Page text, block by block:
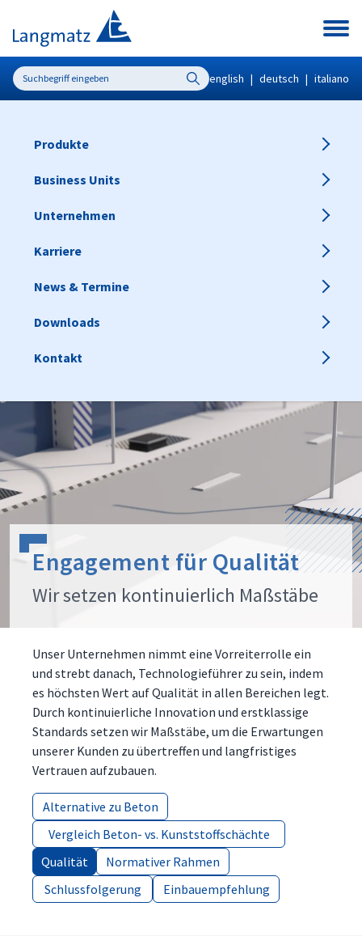
english | deutsch | italiano
Produkte
Business Units
Unternehmen
Karriere
News & Termine
Downloads
Kontakt
Engagement für Qualität
Wir setzen kontinuierlich Maßstäbe
Unser Unternehmen nimmt eine Vorreiterrolle ein
und strebt danach, Technologieführer zu sein, indem
es höchsten Wert auf Qualität in allen Bereichen legt.
Durch kontinuierliche Innovation und erstklassige
Standards setzen wir Maßstäbe, um die Erwartungen
unserer Kunden zu übertreffen und langfristiges
Vertrauen aufzubauen.
Alternative zu Beton
Alternative zu Beton
Vergleich Beton- vs. Kunststoffschächte
Vergleich Beton- vs. Kunststoffschächte
Qualität
Qualität Normativer Rahmen
Normativer Rahmen
Schlussfolgerung
Schlussfolgerung Einbauempfehlung
Einbauempfehlung